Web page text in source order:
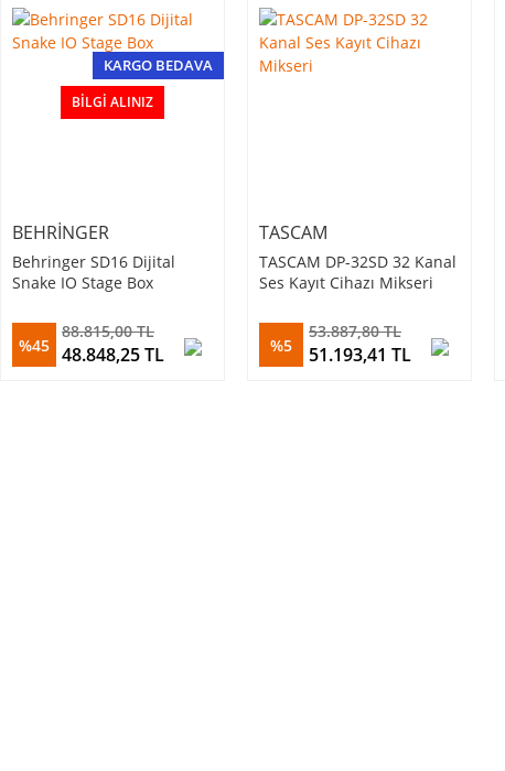
KARGO BEDAVA
BILGI ALINIZ
BEHRINGER
Behringer SD16 Dijital
Snake IO Stage Box
%45
88.815,00 TL
48.848,25 TL
TASCAM
TASCAM DP-32SD 32 Kanal
Ses Kayıt Cihazı Mikseri
%5
53.887,80 TL
51.193,41 TL